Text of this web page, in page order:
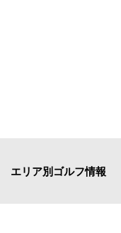
エリア別ゴルフ情報